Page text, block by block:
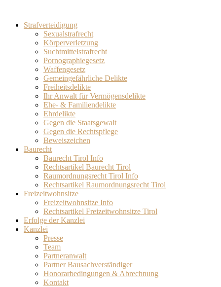
Strafverteidigung
Sexualstrafrecht
Körperverletzung
Suchtmittelstrafrecht
Pornographiegesetz
Waffengesetz
Gemeingefährliche Delikte
Freiheitsdelikte
Ihr Anwalt für Vermögensdelikte
Ehe- & Familiendelikte
Ehrdelikte
Gegen die Staatsgewalt
Gegen die Rechtspflege
Beweiszeichen
Baurecht
Baurecht Tirol Info
Rechtsartikel Baurecht Tirol
Raumordnungsrecht Tirol Info
Rechtsartikel Raumordnungsrecht Tirol
Freizeitwohnsitze
Freizeitwohnsitze Info
Rechtsartikel Freizeitwohnsitze Tirol
Erfolge der Kanzlei
Kanzlei
Presse
Team
Partneranwalt​
Partner Bausachverständiger
Honorarbedingungen & Abrechnung
Kontakt